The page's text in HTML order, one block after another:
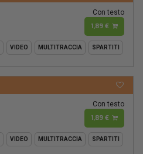
Con testo
1,89 €
VIDEO MULTITRACCIA SPARTITI
Con testo
1,89 €
VIDEO MULTITRACCIA SPARTITI